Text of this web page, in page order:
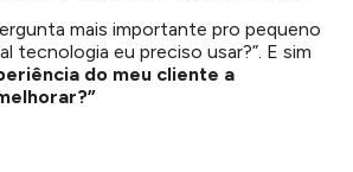
mais importante pro pequeno
tecnologia eu preciso usar?”. E sim
do meu cliente a